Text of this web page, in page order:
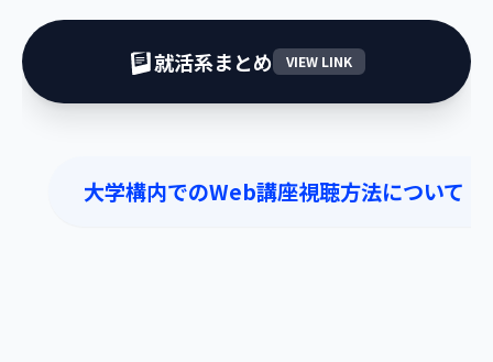
就活系まとめ VIEW LINK
大学構内でのWeb講座視聴方法について